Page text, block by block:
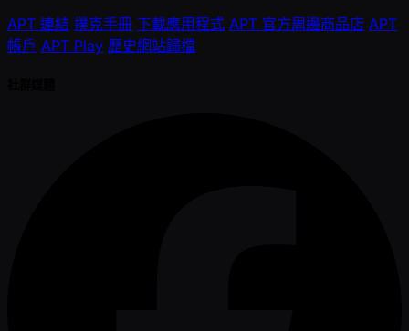
APT 連結 撲克手冊 下載應用程式 APT 官方周邊商品店 APT
帳戶 APT Play 歷史網站歸檔